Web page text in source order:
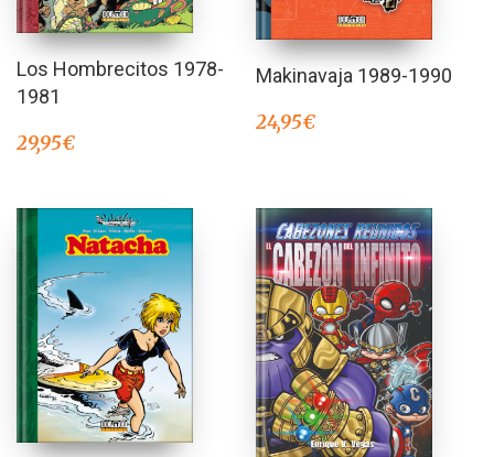
Los Hombrecitos 1978-
1981
29,95€
Makinavaja 1989-1990
24,95€